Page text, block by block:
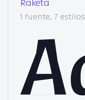
Raketa
1 fuente, 7 estilos